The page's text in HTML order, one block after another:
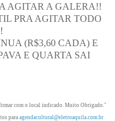
AGITAR A GALERA!!
PRA AGITAR TODO
(R$3,60 CADA) E
E QUARTA SAI
com o local indicado. Muito Obrigado."
para agendacultural@eletroaquila.com.br